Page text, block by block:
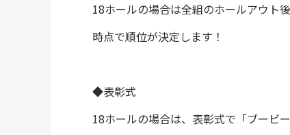
18ホールの場合は全組のホールアウト
時点で順位が決定します！
◆表彰式
18ホールの場合は、表彰式で「ブービ